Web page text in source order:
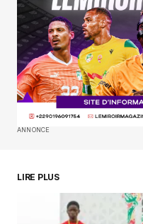
Enregistrer mon
site dans le
commentaire.
SUBMIT COMMENT
ANNONCE
LIRE PLUS